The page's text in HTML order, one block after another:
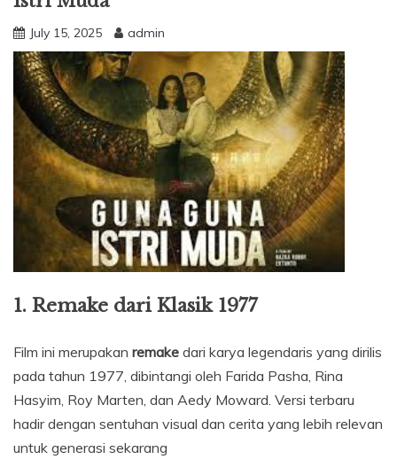
July 15, 2025 admin
1. Remake dari Klasik 1977
Film ini merupakan remake dari karya legendaris yang dirilis
pada tahun 1977, dibintangi oleh Farida Pasha, Rina
Hasyim, Roy Marten, dan Aedy Moward. Versi terbaru
hadir dengan sentuhan visual dan cerita yang lebih relevan
untuk generasi sekarang